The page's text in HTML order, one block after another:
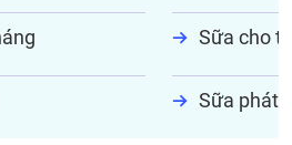
Sữa cho
Sữa phát